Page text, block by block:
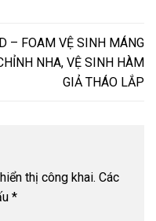
– FOAM VỆ SINH MÁNG
NHA, VỆ SINH HÀM
GIẢ THÁO LẮP
thị công khai. Các
*